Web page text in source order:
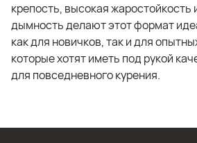
крепость, высокая жаростойкость
дымность делают этот формат
как для новичков, так и для
которые хотят иметь под рукой
для повседневного курения.